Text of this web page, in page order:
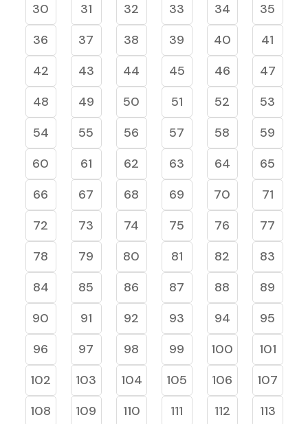
30
31 32 33 34
35
36
37 38 39 40
41
42
43 44 45 46
47
48
49 50 51 52
53
54
55 56 57 58
59
60
61 62 63 64
65
66
67 68 69 70
71
72
73 74 75 76
77
78
79 80 81 82
83
84
85 86 87 88
89
90
91 92 93 94
95
96
97 98 99 100
101
102
103 104 105 106
107
108
109 110 111 112
113